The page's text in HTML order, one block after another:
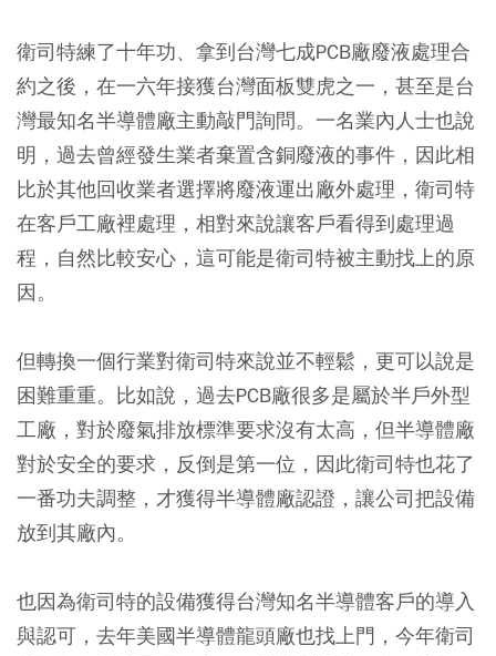
衛司特練了十年功、拿到台灣七成PCB廠廢液處理合
約之後，在一六年接獲台灣面板雙虎之一，甚至是台
灣最知名半導體廠主動敲門詢問。一名業內人士也說
明，過去曾經發生業者棄置含銅廢液的事件，因此相
比於其他回收業者選擇將廢液運出廠外處理，衛司特
在客戶工廠裡處理，相對來說讓客戶看得到處理過
程，自然比較安心，這可能是衛司特被主動找上的原
因。
但轉換一個行業對衛司特來說並不輕鬆，更可以說是
困難重重。比如說，過去PCB廠很多是屬於半戶外型
工廠，對於廢氣排放標準要求沒有太高，但半導體廠
對於安全的要求，反倒是第一位，因此衛司特也花了
一番功夫調整，才獲得半導體廠認證，讓公司把設備
放到其廠內。
也因為衛司特的設備獲得台灣知名半導體客戶的導入
與認可，去年美國半導體龍頭廠也找上門，今年衛司